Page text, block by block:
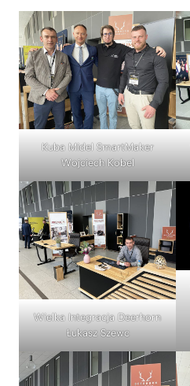
Kuba Midel SmartMaker
Wojciech Kobel
Wielka Integracja Deerhorn
Łukasz Szewc